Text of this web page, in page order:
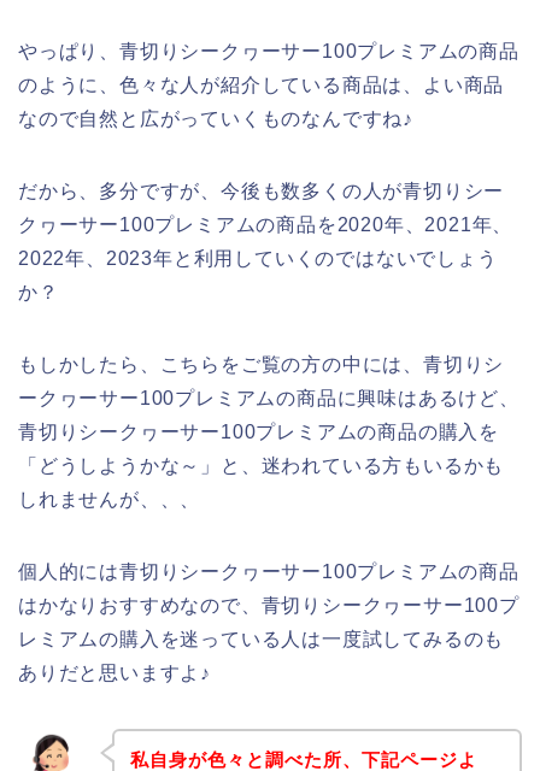
やっぱり、青切りシークヮーサー100プレミアムの商品
のように、色々な人が紹介している商品は、よい商品
なので自然と広がっていくものなんですね♪
だから、多分ですが、今後も数多くの人が青切りシー
クヮーサー100プレミアムの商品を2020年、2021年、
2022年、2023年と利用していくのではないでしょう
か？
もしかしたら、こちらをご覧の方の中には、青切りシ
ークヮーサー100プレミアムの商品に興味はあるけど、
青切りシークヮーサー100プレミアムの商品の購入を
「どうしようかな～」と、迷われている方もいるかも
しれませんが、、、
個人的には青切りシークヮーサー100プレミアムの商品
はかなりおすすめなので、青切りシークヮーサー100プ
レミアムの購入を迷っている人は一度試してみるのも
ありだと思いますよ♪
私自身が色々と調べた所、下記ページよ